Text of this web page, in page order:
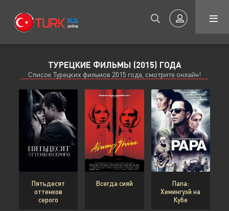
Авторизация
Запомнить
Регистрация Восстановить пароль
ТУРЕЦКИЕ ФИЛЬМЫ (2015) ГОДА
Список Турецких фильмов 2015 года, смотрите онлайн!
Пятьдесят
оттенков
серого
Всегда сияй
Папа:
Хемингуэй на
Кубе